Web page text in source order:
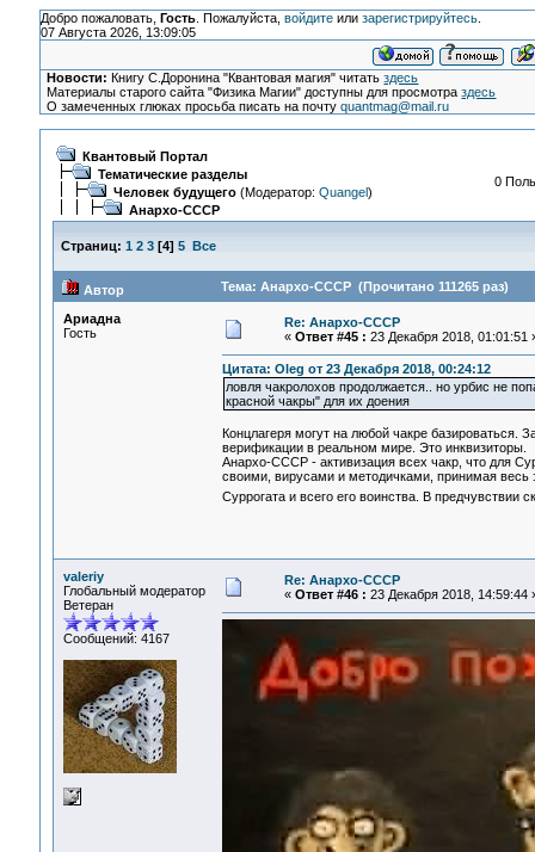
Добро пожаловать, Гость. Пожалуйста, войдитеили зарегистрируйтесь.
07 Августа 2026, 13:09:05
Новости: Книгу С.Доронина "Квантовая магия" читатьздесь
Материалы старого сайта "Физика Магии" доступны для просмотраздесь
О замеченных глюках просьба писать на почтуquantmag@mail.ru
Квантовый Портал
Тематические разделы
Человек будущего(Модератор: Quangel)
Анархо-СССР
0
Страниц: 1 2 3[4] 5 Все
Автор Тема: Анархо-СССР (Прочитано 111265 раз)
Ариадна
Гость
Re: Анархо-СССР
« Ответ #45 : 23 Декабря 2018, 01:01:51
Цитата: Oleg от 23 Декабря 2018, 00:24:12
ловля чакролохов продолжается.. но урбис не
красной чакры" для их доения
Концлагеря могут на любой чакре базироваться.
верификации в реальном мире. Это инквизиторы.
Анархо-СССР - активизация всех чакр, что для
своими, вирусами и методичками, принимая весь
Суррогата и всего его воинства. В предчувствии
valeriy
Глобальный модератор
Ветеран
Сообщений: 4167
Re: Анархо-СССР
« Ответ #46 : 23 Декабря 2018, 14:59:44